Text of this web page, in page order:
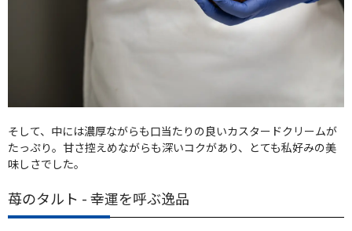
そして、中には濃厚ながらも口当たりの良いカスタードクリームが
たっぷり。甘さ控えめながらも深いコクがあり、とても私好みの美
味しさでした。
苺のタルト - 幸運を呼ぶ逸品